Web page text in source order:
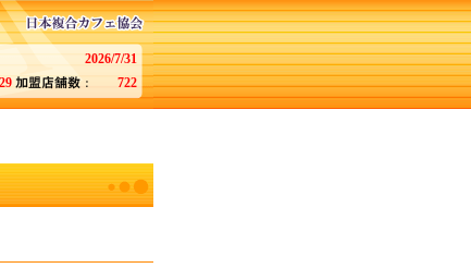
2026/7/31
29
722